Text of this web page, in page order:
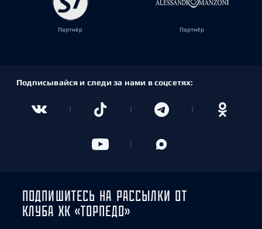
Партнёр Партнёр
Подписывайся и следи за нами в соцсетях:
ПОДПИШИТЕСЬ НА РАССЫЛКИ ОТ
КЛУБА ХК «ТОРПЕДО»